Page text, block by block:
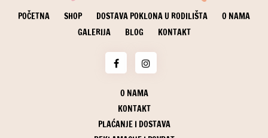
POČETNA SHOP DOSTAVA POKLONA U RODILIŠTA
O NAMA
GALERIJA
BLOG KONTAKT
O NAMA
KONTAKT
PLAĆANJE I DOSTAVA